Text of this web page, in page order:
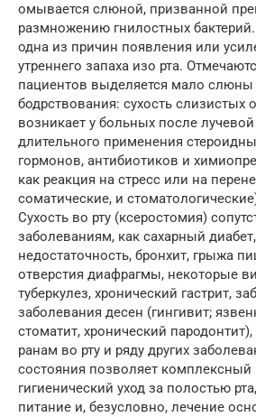
омывается слюной, призванной
размножению гнилостных бактерий.
одна из причин появления или
утреннего запаха изо рта.
пациентов выделяется мало
бодрствования: сухость слизистых
возникает у больных после
длительного применения
гормонов, антибиотиков и
как реакция на стресс или на
соматические, и
Сухость во рту (ксеростомия)
заболеваниям, как сахарный
недостаточность, бронхит, грыжа
отверстия диафрагмы, некоторые
туберкулез, хронический гастрит,
заболевания десен (гингивит;
стоматит, хронический
ранам во рту и ряду других
состояния позволяет комплексный
гигиенический уход за полостью
питание и, безусловно, лечение